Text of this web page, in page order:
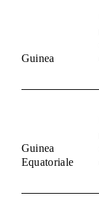
Guinea
Guinea
Equatoriale